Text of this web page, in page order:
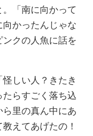
「南に向かって
かったんじゃな
クの人魚に話を
しい人？きたき
らすごく落ち込
里の真ん中にあ
えてあげたの！